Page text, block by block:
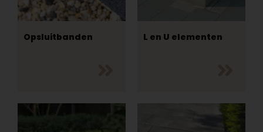
Opsluitbanden L en U elementen